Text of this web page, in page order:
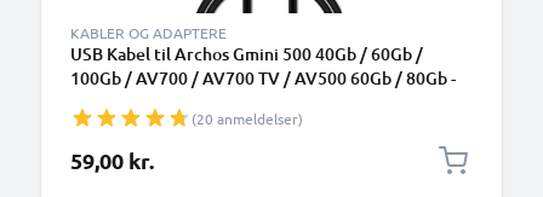
KABLER OG ADAPTERE
USB Kabel til Archos Gmini 500 40Gb / 60Gb /
100Gb / AV700 / AV700 TV / AV500 60Gb / 80Gb -
(20 anmeldelser)
59,00 kr.